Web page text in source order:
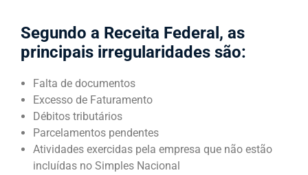
Segundo a Receita Federal, as
principais irregularidades são:
Falta de documentos
Excesso de Faturamento
Débitos tributários
Parcelamentos pendentes
Atividades exercidas pela empresa que não estão
incluídas no Simples Nacional